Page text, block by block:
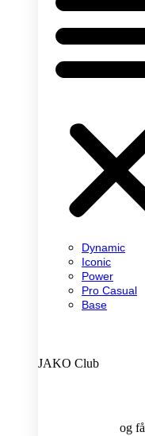
Dynamic
Iconic
Power
Pro Casual
Base
JAKO Club
og få